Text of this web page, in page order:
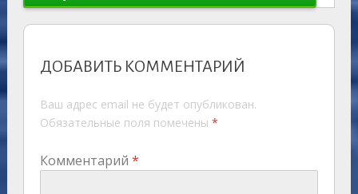
ДОБАВИТЬ КОММЕНТАРИЙ
Ваш адрес email не будет опубликован.
Обязательные поля помечены *
Комментарий *